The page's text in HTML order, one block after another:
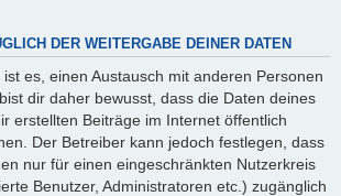
DER WEITERGABE DEINER DATEN
es, einen Austausch mit anderen Personen
dir daher bewusst, dass die Daten deines
erstellten Beiträge im Internet öffentlich
Der Betreiber kann jedoch festlegen, dass
nur für einen eingeschränkten Nutzerkreis
Benutzer, Administratoren etc.) zugänglich